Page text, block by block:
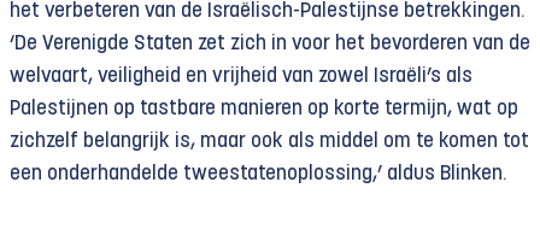
het verbeteren van de Israëlisch-Palestijnse betrekkingen.
‘De Verenigde Staten zet zich in voor het bevorderen van de
welvaart, veiligheid en vrijheid van zowel Israëli’s als
Palestijnen op tastbare manieren op korte termijn, wat op
zichzelf belangrijk is, maar ook als middel om te komen tot
een onderhandelde tweestatenoplossing,’ aldus Blinken.